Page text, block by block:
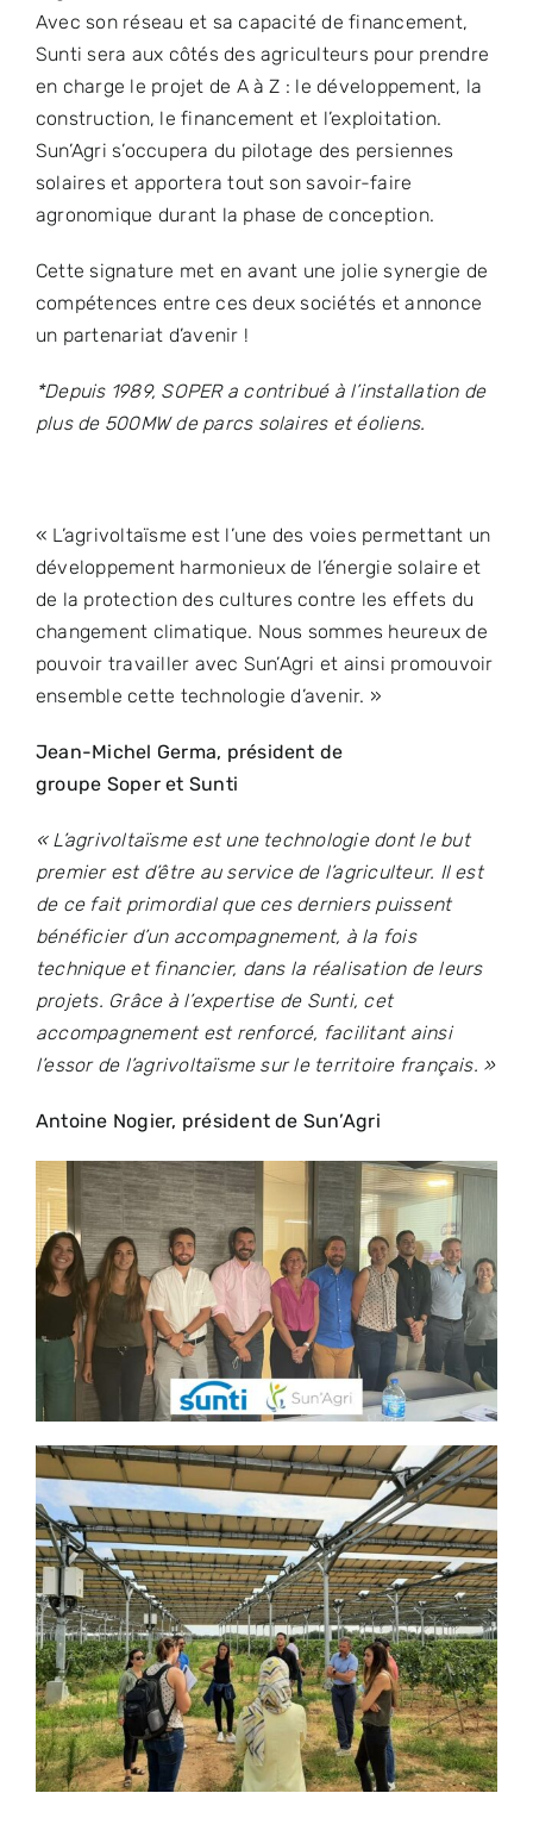
Avec son réseau et sa capacité de financement,
Sunti sera aux côtés des agriculteurs pour prendre
en charge le projet de A à Z : le développement, la
construction, le financement et l’exploitation.
Sun’Agri s’occupera du pilotage des persiennes
solaires et apportera tout son savoir-faire
agronomique durant la phase de conception.
Cette signature met en avant une jolie synergie de
compétences entre ces deux sociétés et annonce
un partenariat d’avenir !
*Depuis 1989, SOPER a contribué à l’installation de
plus de 500MW de parcs solaires et éoliens.
« L’agrivoltaïsme est l’une des voies permettant un
développement harmonieux de l’énergie solaire et
de la protection des cultures contre les effets du
changement climatique. Nous sommes heureux de
pouvoir travailler avec Sun’Agri et ainsi promouvoir
ensemble cette technologie d’avenir. »
Jean-Michel Germa, président de
groupe Soperet Sunti
« L’agrivoltaïsme est une technologie dont le but
premier est d’être au service de l’agriculteur. Il est
de ce fait primordial que ces derniers puissent
bénéficier d’un accompagnement, à la fois
technique et financier, dans la réalisation de leurs
projets. Grâce à l’expertise de Sunti, cet
accompagnement est renforcé, facilitant ainsi
l’essor de l’agrivoltaïsme sur le territoire français. »
Antoine Nogier, président de Sun’Agri